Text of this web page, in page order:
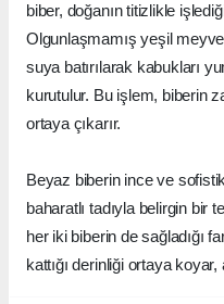
biber, doğanın titizlikle
Olgunlaşmamış yeşil
suya batırılarak kabukları
kurutulur. Bu işlem, biberin
ortaya çıkarır.
Beyaz biberin ince ve
baharatlı tadıyla belirgin bir
her iki biberin de sağladığı
kattığı derinliği ortaya